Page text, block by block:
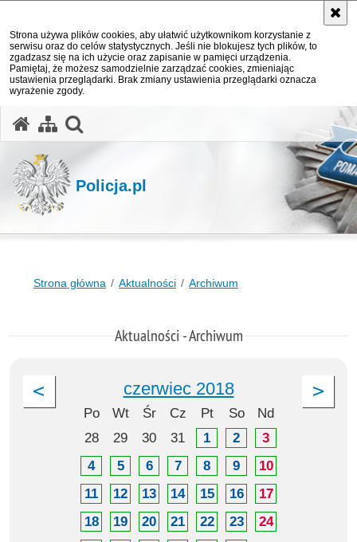
Strona używa plików cookies, aby ułatwić użytkownikom korzystanie z
serwisu oraz do celów statystycznych. Jeśli nie blokujesz tych plików, to
zgadzasz się na ich użycie oraz zapisanie w pamięci urządzenia.
Pamiętaj, że możesz samodzielnie zarządzać cookies, zmieniając
ustawienia przeglądarki. Brak zmiany ustawienia przeglądarki oznacza
wyrażenie zgody.
Policja.pl
Strona główna Aktualności Archiwum
Aktualności - Archiwum
czerwiec 2018
Po Wt Śr Cz Pt So
Nd
28
29 30 31 1 2
3
4
5 6 7 8 9
10
11
12 13 14 15 16
17
18
19 20 21 22 23
24